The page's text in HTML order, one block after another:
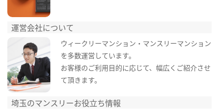
運営会社について
ウィークリーマンション・マンスリーマンション
を多数運営しています。
お客様のご利用目的に応じて、幅広くご紹介させ
て頂きます。
埼玉のマンスリーお役立ち情報